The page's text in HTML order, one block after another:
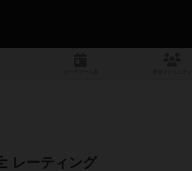
レーティング